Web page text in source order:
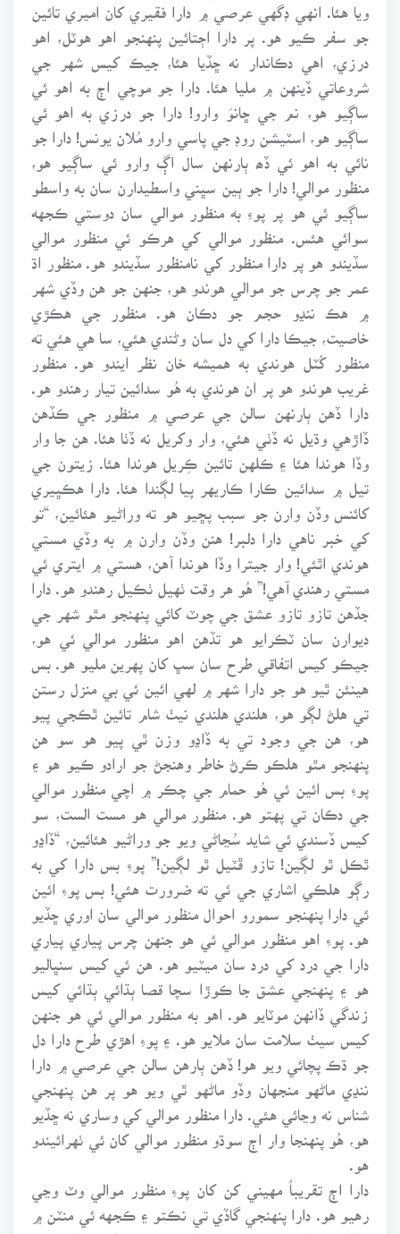
ويا هئا. انهي ڊگهي عرصي ۾ دارا فقيري کان اميري تائين
جو سفر ڪيو هو. پر دارا اڄتائين پنهنجو اهو هوٽل، اهو
درزي، اهي دڪاندار نه ڇڏيا هئا، جيڪ کيس شهر جي
شروعاتي ڏينهن ۾ مليا هئا. دارا جو موچي اڄ به اهو ئي
ساڳيو هو، نم جي ڇانوَ وارو! دارا جو درزي به اهو ئي
ساڳيو هو، اسٽيشن روڊ جي پاسي وارو مُلان يونس! دارا جو
نائي به اهو ئي ڏھ ٻارنهن سال اڳ وارو ئي ساڳيو هو،
منظور موالي! دارا جو ٻين سڀني واسطيدارن سان به واسطو
ساڳيو ئي هو پر پوءِ به منظور موالي سان دوستي ڪجهه
سوائي هئس. منظور موالي کي هرڪو ئي منظور موالي
سڏيندو هو پر دارا منظور کي نامنظور سڏيندو هو. منظور اڌ
عمر جو چرس جو موالي هوندو هو، جنهن جو هن وڏي شهر
۾ هڪ ننڍو حجم جو دڪان هو. منظور جي هڪڙي
خاصيت، جيڪا دارا کي دل سان وڻندي هئي، سا هي هئي ته
منظور کُٽل هوندي به هميشه خان نظر ايندو هو. منظور
غريب هوندو هو پر ان هوندي به هُو سدائين تيار رهندو هو.
دارا ڏهن ٻارنهن سالن جي عرصي ۾ منظور جي ڪڏهن
ڏاڙهي وڌيل نه ڏٺي هئي، وار وکريل نه ڏٺا هئا. هن جا وار
وڏا هوندا هئا ۽ ڪلهن تائين ڪِريل هوندا هئا. زيتون جي
تيل ۾ سدائين ڪارا ڪاريهر پيا لڳندا هئا. دارا هڪڀيري
کائنس وڏن وارن جو سبب پڇيو هو ته وراڻيو هئائين، “تو
کي خبر ناهي دارا دلبر! هنن وڏن وارن ۾ به وڏي مستي
هوندي اٿئي! وار جيترا وڏا هوندا آهن، هستي ۾ ايتري ئي
مستي رهندي آهي!” هُو هر وقت ٺهيل ٺڪيل رهندو هو. دارا
جڏهن تازو تازو عشق جي چوٽ کائي پنهنجو مٿو شهر جي
ديوارن سان ٽڪرايو هو تڏهن اهو منظور موالي ئي هو،
جيڪو کيس اتفاقي طرح سان سڀ کان پهرين مليو هو. بس
هينئن ٿيو هو جو دارا شهر ۾ لهي ائين ئي بي منزل رستن
تي هلڻ لڳو هو، هلندي هلندي نيٺ شام تائين ٿڪجي پيو
هو، هن جي وجود تي به ڏاڍو وزن ٿي پيو هو سو هن
پنهنجو مٿو هلڪو ڪرڻ خاطر وهنجڻ جو ارادو ڪيو هو ۽
پوءِ بس ائين ئي هُو حمام جي چڪر ۾ اچي منظور موالي
جي دڪان تي پهتو هو. منظور موالي هو مست الست، سو
کيس ڏسندي ئي شايد سُڃاڻي ويو جو وراڻيو هئائين، “ڏاڍو
ٿڪل ٿو لڳين! تازو ڦٽيل ٿو لڳين!” پوءِ بس دارا کي به
رڳو هلڪي اشاري جي ئي ته ضرورت هئي! بس پوءِ ائين
ئي دارا پنهنجو سمورو احوال منظور موالي سان اوري ڇڏيو
هو. پوءِ اهو منظور موالي ئي هو جنهن چرس پياري پياري
دارا جي درد کي درد سان ميٽيو هو. هن ئي کيس سنڀاليو
هو ۽ پنهنجي عشق جا ڪوڙا سچا قصا ٻڌائي ٻڌائي کيس
زندگي ڏانهن موٽايو هو. اهو به منظور موالي ئي هو جنهن
کيس سيٺ سلامت سان ملايو هو. ۽ پوءِ اهڙي طرح دارا دل
جو ڌڪ پچائي ويو هو! ڏهن ٻارهن سالن جي عرصي ۾ دارا
ننڍي ماڻهو منجهان وڏو ماڻهو ٿي ويو هو پر هن پنهنجي
شناس نه وڃائي هئي. دارا منظور موالي کي وساري نه ڇڏيو
هو، هُو پنهنجا وار اڄ سوڌو منظور موالي کان ئي ٺهرائيندو
دارا اڄ تقريباً مهيني کن کان پوءِ منظور موالي وٽ وڃي
رهيو هو. دارا پنهنجي گاڏي تي نڪتو ۽ ڪجهه ئي منٽن ۾